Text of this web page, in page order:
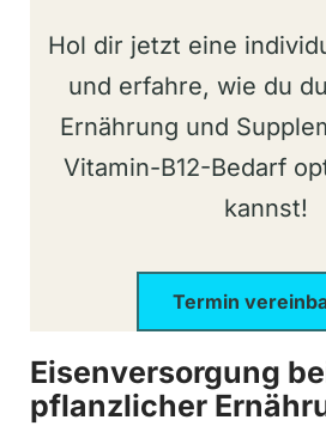
Hol dir jetzt eine
und erfahre, wie du
Ernährung und
Vitamin-B12-Bedarf
kannst!
Termin
Eisenversorgung
pflanzlicher